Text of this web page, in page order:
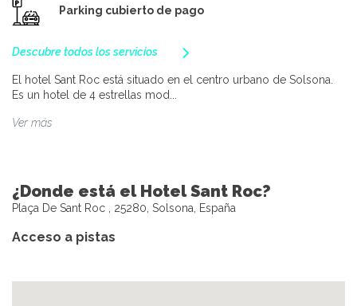
Parking cubierto de pago
Descubre todos los servicios
El hotel Sant Roc está situado en el centro urbano de Solsona.
Es un hotel de 4 estrellas mod...
Ver más
¿Donde está el Hotel Sant Roc?
Plaça De Sant Roc , 25280, Solsona, España
Acceso a pistas